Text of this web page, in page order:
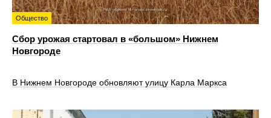
Общество
Сбор урожая стартовал в «большом» Нижнем
Новгороде
В Нижнем Новгороде обновляют улицу Карла Маркса